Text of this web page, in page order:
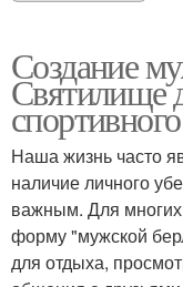
Создание
Святилище
Наша жизнь часто
наличие личного
важным. Для
форму "мужской
для отдыха,